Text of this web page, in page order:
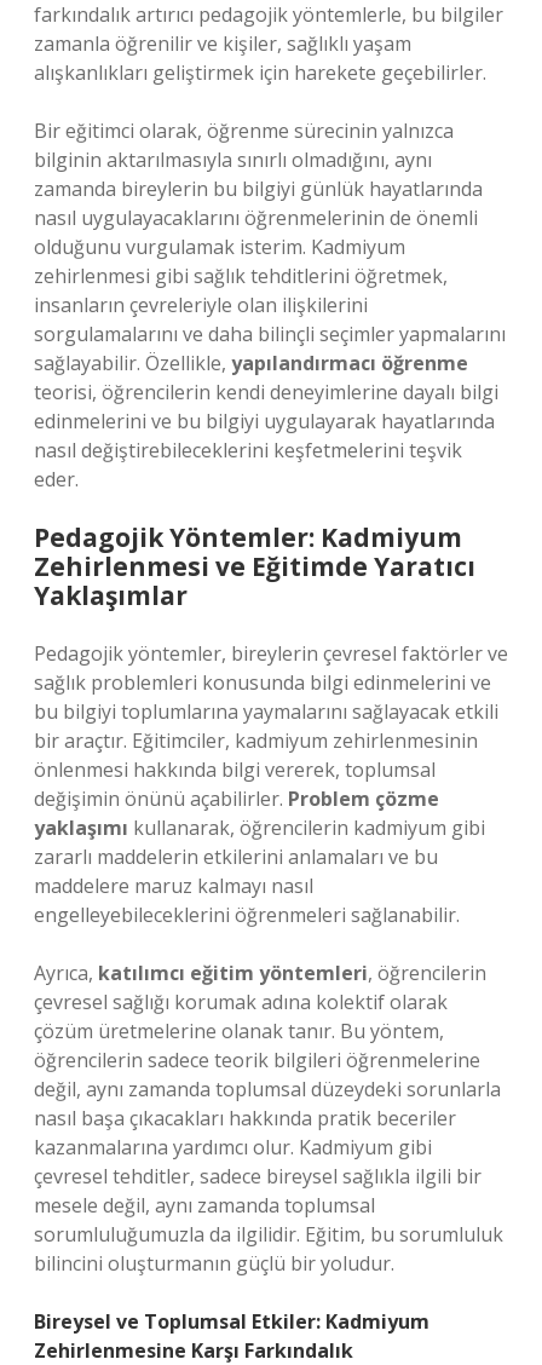
farkındalık artırıcı pedagojik yöntemlerle, bu bilgiler
zamanla öğrenilir ve kişiler, sağlıklı yaşam
alışkanlıkları geliştirmek için harekete geçebilirler.
Bir eğitimci olarak, öğrenme sürecinin yalnızca
bilginin aktarılmasıyla sınırlı olmadığını, aynı
zamanda bireylerin bu bilgiyi günlük hayatlarında
nasıl uygulayacaklarını öğrenmelerinin de önemli
olduğunu vurgulamak isterim. Kadmiyum
zehirlenmesi gibi sağlık tehditlerini öğretmek,
insanların çevreleriyle olan ilişkilerini
sorgulamalarını ve daha bilinçli seçimler yapmalarını
sağlayabilir. Özellikle, yapılandırmacı öğrenme
teorisi, öğrencilerin kendi deneyimlerine dayalı bilgi
edinmelerini ve bu bilgiyi uygulayarak hayatlarında
nasıl değiştirebileceklerini keşfetmelerini teşvik
eder.
Pedagojik Yöntemler: Kadmiyum
Zehirlenmesi ve Eğitimde Yaratıcı
Yaklaşımlar
Pedagojik yöntemler, bireylerin çevresel faktörler ve
sağlık problemleri konusunda bilgi edinmelerini ve
bu bilgiyi toplumlarına yaymalarını sağlayacak etkili
bir araçtır. Eğitimciler, kadmiyum zehirlenmesinin
önlenmesi hakkında bilgi vererek, toplumsal
değişimin önünü açabilirler. Problem çözme
yaklaşımı kullanarak, öğrencilerin kadmiyum gibi
zararlı maddelerin etkilerini anlamaları ve bu
maddelere maruz kalmayı nasıl
engelleyebileceklerini öğrenmeleri sağlanabilir.
Ayrıca, katılımcı eğitim yöntemleri, öğrencilerin
çevresel sağlığı korumak adına kolektif olarak
çözüm üretmelerine olanak tanır. Bu yöntem,
öğrencilerin sadece teorik bilgileri öğrenmelerine
değil, aynı zamanda toplumsal düzeydeki sorunlarla
nasıl başa çıkacakları hakkında pratik beceriler
kazanmalarına yardımcı olur. Kadmiyum gibi
çevresel tehditler, sadece bireysel sağlıkla ilgili bir
mesele değil, aynı zamanda toplumsal
sorumluluğumuzla da ilgilidir. Eğitim, bu sorumluluk
bilincini oluşturmanın güçlü bir yoludur.
Bireysel ve Toplumsal Etkiler: Kadmiyum
Zehirlenmesine Karşı Farkındalık